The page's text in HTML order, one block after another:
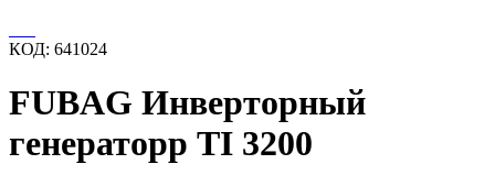
КОД: 641024
FUBAG Инверторный
генераторр TI 3200